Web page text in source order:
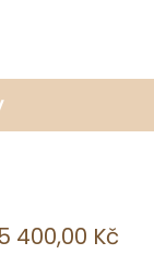
400,00 Kč